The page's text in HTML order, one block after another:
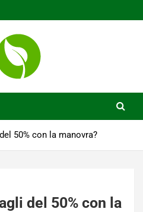
50% con la manovra?
del 50% con la